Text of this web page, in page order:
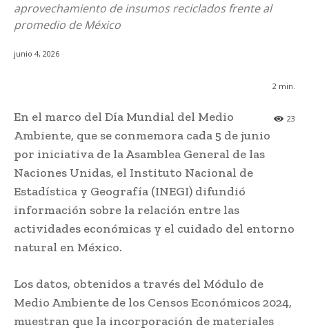
aprovechamiento de insumos reciclados frente al
promedio de México
junio 4, 2026
2 min.
23
En el marco del Día Mundial del Medio
Ambiente, que se conmemora cada 5 de junio
por iniciativa de la Asamblea General de las
Naciones Unidas, el Instituto Nacional de
Estadística y Geografía (INEGI) difundió
información sobre la relación entre las
actividades económicas y el cuidado del entorno
natural en México.
Los datos, obtenidos a través del Módulo de
Medio Ambiente de los Censos Económicos 2024,
muestran que la incorporación de materiales